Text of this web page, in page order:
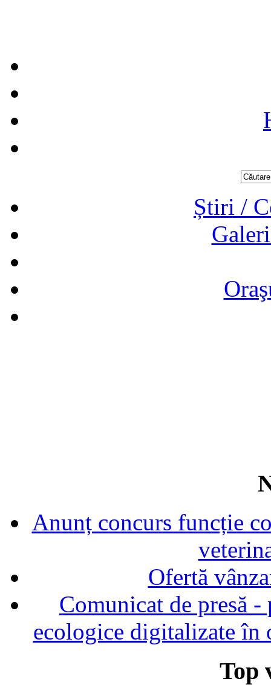
Știri /
Anunț concurs funcție
Ofertă
Comunicat de presă
ecologice digitalizate în
Top